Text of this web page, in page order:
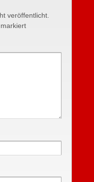
veröffentlicht.
markiert